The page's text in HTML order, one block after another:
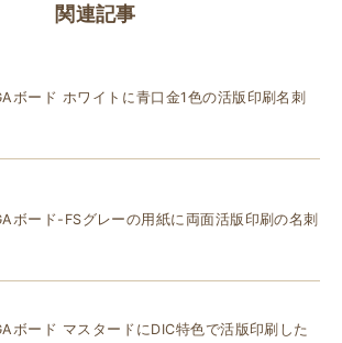
関連記事
ボード ホワイトに青口金1色の活版印刷名刺
ボード-FSグレーの用紙に両面活版印刷の名刺
ボード マスタードにDIC特色で活版印刷した